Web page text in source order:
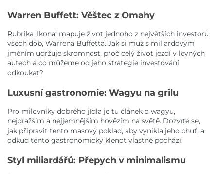
Warren Buffett: Věštec z Omahy
Rubrika ,Ikona‘ mapuje život jednoho z největších investorů
všech dob, Warrena Buffetta. Jak si muž s miliardovým
jměním udržuje skromnost, proč celý život jezdí v levných
autech a co můžeme od jeho strategie investování
odkoukat?
Luxusní gastronomie: Wagyu na grilu
Pro milovníky dobrého jídla je tu článek o wagyu,
nejdražším a nejjemnějším hovězím na světě. Dozvíte se,
jak připravit tento masový poklad, aby vynikla jeho chuť, a
odkud tento gastronomický klenot vlastně pochází.
Styl miliardářů: Přepych v minimalismu